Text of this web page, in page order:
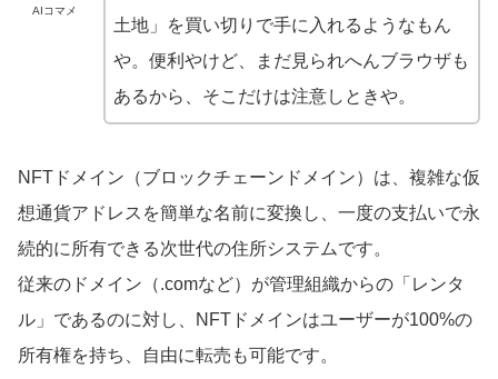
AIコマメ
土地」を買い切りで手に入れるようなもん
や。便利やけど、まだ見られへんブラウザも
あるから、そこだけは注意しときや。
NFTドメイン（ブロックチェーンドメイン）は、複雑な仮
想通貨アドレスを簡単な名前に変換し、一度の支払いで永
続的に所有できる次世代の住所システムです。
従来のドメイン（.comなど）が管理組織からの「レンタ
ル」であるのに対し、NFTドメインはユーザーが100%の
所有権を持ち、自由に転売も可能です。